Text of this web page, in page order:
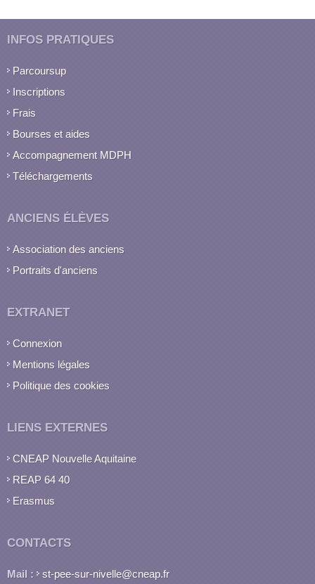
INFOS PRATIQUES
Parcoursup
Inscriptions
Frais
Bourses et aides
Accompagnement MDPH
Téléchargements
ANCIENS ÉLÈVES
Association des anciens
Portraits d'anciens
EXTRANET
Connexion
Mentions légales
Politique des cookies
LIENS EXTERNES
CNEAP Nouvelle Aquitaine
REAP 64 40
Erasmus
CONTACTS
Mail : st-pee-sur-nivelle@cneap.fr